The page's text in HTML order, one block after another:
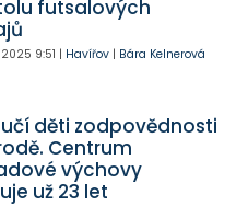
futsalových
2025 9:51 | Havířov| Bára Kelnerová
učí děti zodpovědnosti
Centrum
výchovy
už 23 let